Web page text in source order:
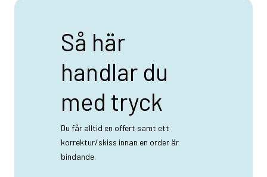
Så här
handlar du
med tryck
Du får alltid en offert samt ett
korrektur/skiss innan en order är
bindande.